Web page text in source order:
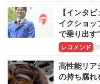
【インタ
イクショッ
で乗り出す
レコメンド
高性能リア
の持ち腐れ